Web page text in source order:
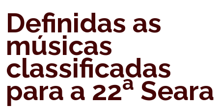
Definidas as
músicas
classificadas
para a 22a Seara